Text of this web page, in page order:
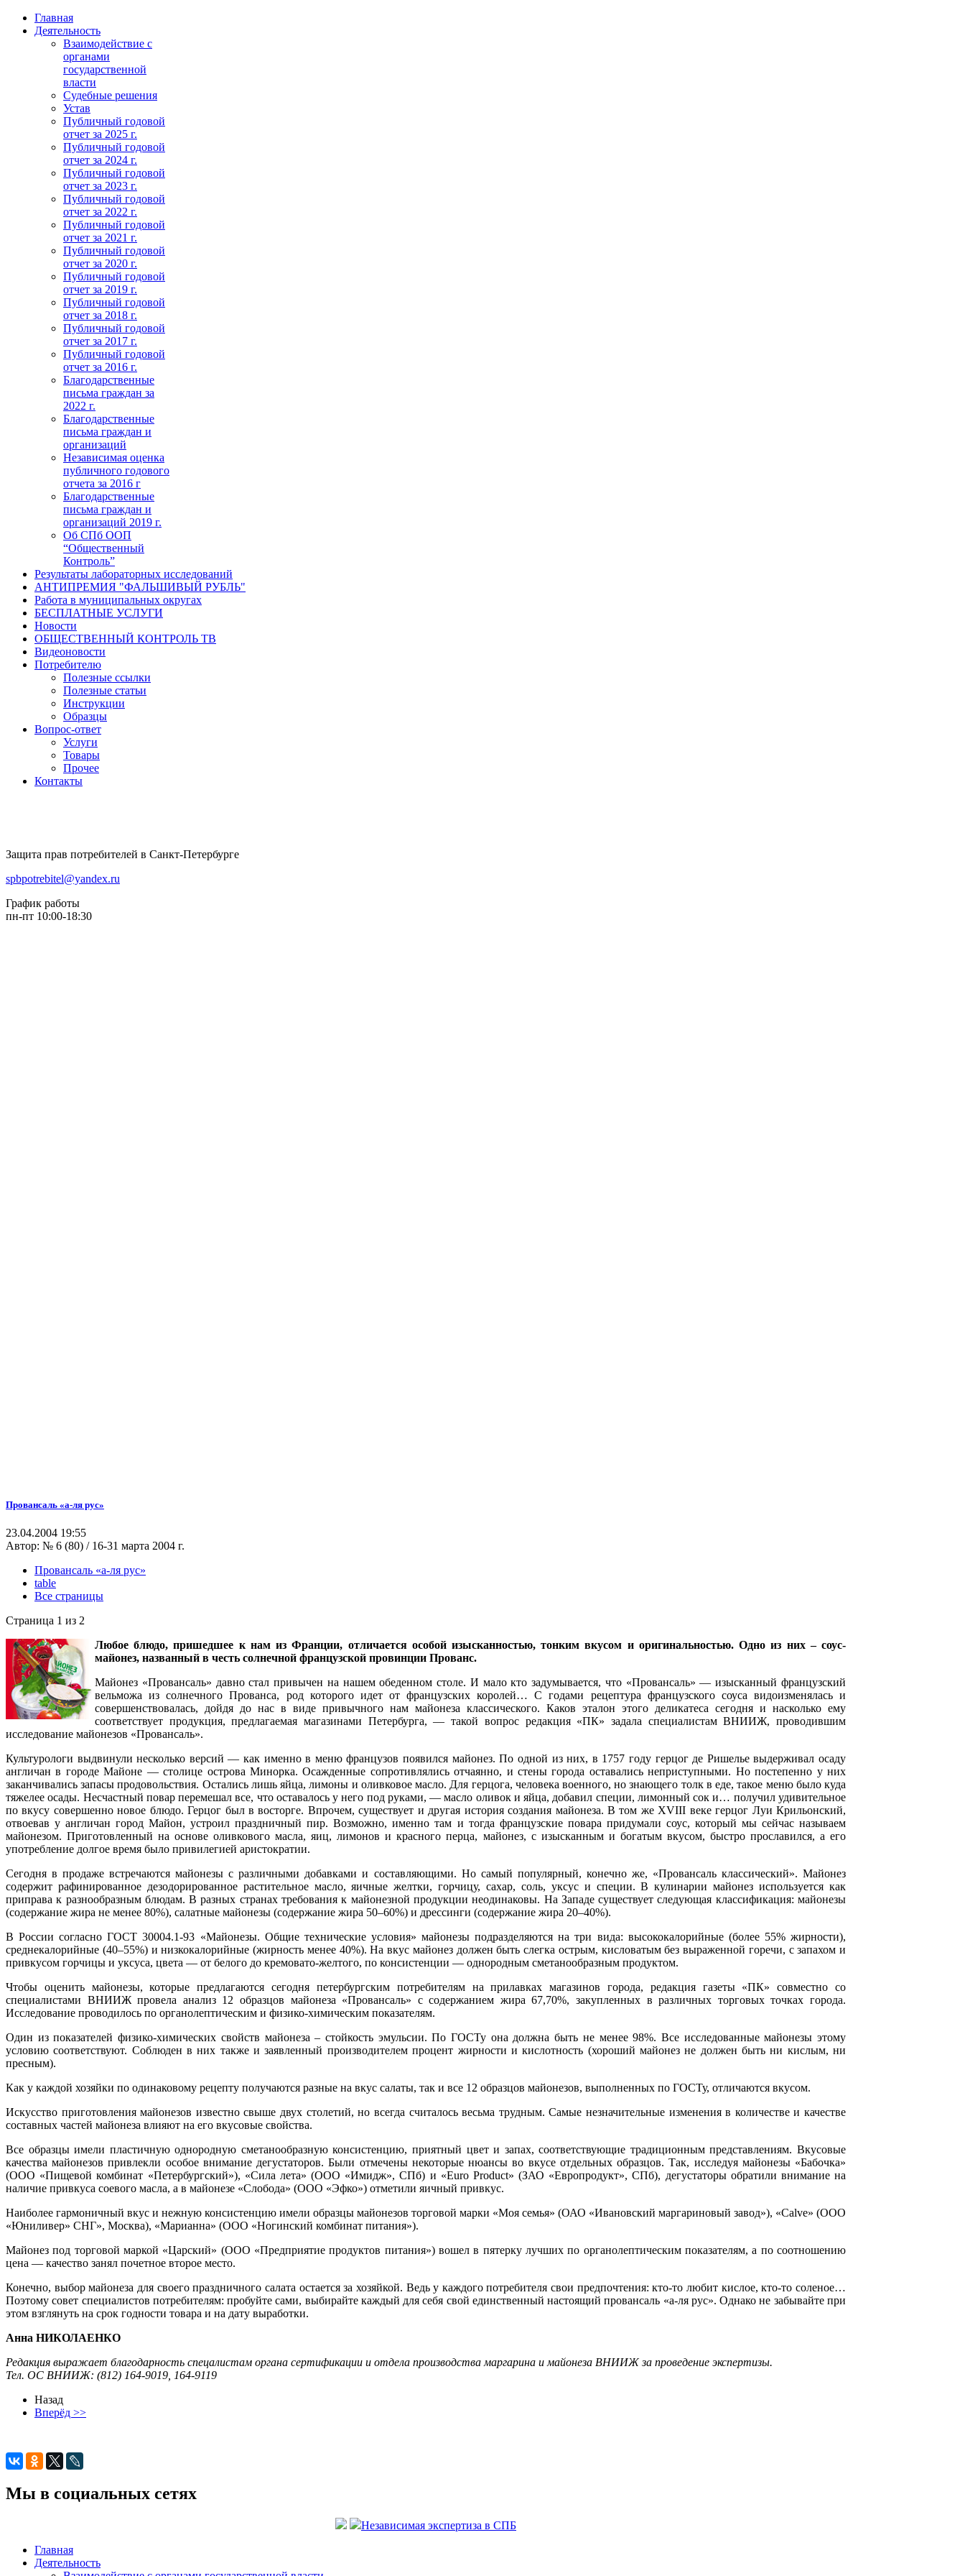
Главная
Деятельность
Взаимодействие с
органами
государственной
власти
Судебные решения
Устав
Публичный годовой
отчет за 2025 г.
Публичный годовой
отчет за 2024 г.
Публичный годовой
отчет за 2023 г.
Публичный годовой
отчет за 2022 г.
Публичный годовой
отчет за 2021 г.
Публичный годовой
отчет за 2020 г.
Публичный годовой
отчет за 2019 г.
Публичный годовой
отчет за 2018 г.
Публичный годовой
отчет за 2017 г.
Публичный годовой
отчет за 2016 г.
Благодарственные
письма граждан за
2022 г.
Благодарственные
письма граждан и
организаций
Независимая оценка
публичного годового
отчета за 2016 г
Благодарственные
письма граждан и
организаций 2019 г.
Об СПб ООП
“Общественный
Контроль”
Результаты лабораторных исследований
АНТИПРЕМИЯ "ФАЛЬШИВЫЙ РУБЛЬ"
Работа в муниципальных округах
БЕСПЛАТНЫЕ УСЛУГИ
Новости
ОБЩЕСТВЕННЫЙ КОНТРОЛЬ ТВ
Видеоновости
Потребителю
Полезные ссылки
Полезные статьи
Инструкции
Образцы
Вопрос-ответ
Услуги
Товары
Прочее
Контакты
Защита прав потребителей в Санкт-Петербурге
spbpotrebitel@yandex.ru
График работы
пн-пт 10:00-18:30
Провансаль «а-ля рус»
23.04.2004 19:55
Автор: № 6 (80) / 16-31 марта 2004 г.
Провансаль «а-ля рус»
table
Все страницы
Страница 1 из 2
Любое блюдо, пришедшее к нам из Франции, отличается особой изысканностью, тонким вкусом и оригинальностью. Одно из них – соус-
майонез, названный в честь солнечной французской провинции Прованс.
Майонез «Провансаль» давно стал привычен на нашем обеденном столе. И мало кто задумывается, что «Провансаль» — изысканный французский
вельможа из солнечного Прованса, род которого идет от французских королей… С годами рецептура французского соуса видоизменялась и
совершенствовалась, дойдя до нас в виде привычного нам майонеза классического. Каков эталон этого деликатеса сегодня и насколько ему
соответствует продукция, предлагаемая магазинами Петербурга, — такой вопрос редакция «ПК» задала специалистам ВНИИЖ, проводившим
исследование майонезов «Провансаль».
Культурологи выдвинули несколько версий — как именно в меню французов появился майонез. По одной из них, в 1757 году герцог де Ришелье выдерживал осаду
англичан в городе Майоне — столице острова Минорка. Осажденные сопротивлялись отчаянно, и стены города оставались неприступными. Но постепенно у них
заканчивались запасы продовольствия. Остались лишь яйца, лимоны и оливковое масло. Для герцога, человека военного, но знающего толк в еде, такое меню было куда
тяжелее осады. Несчастный повар перемешал все, что оставалось у него под руками, — масло оливок и яйца, добавил специи, лимонный сок и… получил удивительное
по вкусу совершенно новое блюдо. Герцог был в восторге. Впрочем, существует и другая история создания майонеза. В том же XVIII веке герцог Луи Крильонский,
отвоевав у англичан город Майон, устроил праздничный пир. Возможно, именно там и тогда французские повара придумали соус, который мы сейчас называем
майонезом. Приготовленный на основе оливкового масла, яиц, лимонов и красного перца, майонез, с изысканным и богатым вкусом, быстро прославился, а его
употребление долгое время было привилегией аристократии.
Сегодня в продаже встречаются майонезы с различными добавками и составляющими. Но самый популярный, конечно же, «Провансаль классический». Майонез
содержит рафинированное дезодорированное растительное масло, яичные желтки, горчицу, сахар, соль, уксус и специи. В кулинарии майонез используется как
приправа к разнообразным блюдам. В разных странах требования к майонезной продукции неодинаковы. На Западе существует следующая классификация: майонезы
(содержание жира не менее 80%), салатные майонезы (содержание жира 50–60%) и дрессинги (содержание жира 20–40%).
В России согласно ГОСТ 30004.1-93 «Майонезы. Общие технические условия» майонезы подразделяются на три вида: высококалорийные (более 55% жирности),
среднекалорийные (40–55%) и низкокалорийные (жирность менее 40%). На вкус майонез должен быть слегка острым, кисловатым без выраженной горечи, с запахом и
привкусом горчицы и уксуса, цвета — от белого до кремовато-желтого, по консистенции — однородным сметанообразным продуктом.
Чтобы оценить майонезы, которые предлагаются сегодня петербургским потребителям на прилавках магазинов города, редакция газеты «ПК» совместно со
специалистами ВНИИЖ провела анализ 12 образцов майонеза «Провансаль» с содержанием жира 67,70%, закупленных в различных торговых точках города.
Исследование проводилось по органолептическим и физико-химическим показателям.
Один из показателей физико-химических свойств майонеза – стойкость эмульсии. По ГОСТу она должна быть не менее 98%. Все исследованные майонезы этому
условию соответствуют. Соблюден в них также и заявленный производителем процент жирности и кислотность (хороший майонез не должен быть ни кислым, ни
пресным).
Как у каждой хозяйки по одинаковому рецепту получаются разные на вкус салаты, так и все 12 образцов майонезов, выполненных по ГОСТу, отличаются вкусом.
Искусство приготовления майонезов известно свыше двух столетий, но всегда считалось весьма трудным. Самые незначительные изменения в количестве и качестве
составных частей майонеза влияют на его вкусовые свойства.
Все образцы имели пластичную однородную сметанообразную консистенцию, приятный цвет и запах, соответствующие традиционным представлениям. Вкусовые
качества майонезов привлекли особое внимание дегустаторов. Были отмечены некоторые нюансы во вкусе отдельных образцов. Так, исследуя майонезы «Бабочка»
(ООО «Пищевой комбинат «Петербургский»), «Сила лета» (ООО «Имидж», СПб) и «Euro Product» (ЗАО «Европродукт», СПб), дегустаторы обратили внимание на
наличие привкуса соевого масла, а в майонезе «Слобода» (ООО «Эфко») отметили яичный привкус.
Наиболее гармоничный вкус и нежную консистенцию имели образцы майонезов торговой марки «Моя семья» (ОАО «Ивановский маргариновый завод»), «Calve» (ООО
«Юниливер» СНГ», Москва), «Марианна» (ООО «Ногинский комбинат питания»).
Майонез под торговой маркой «Царский» (ООО «Предприятие продуктов питания») вошел в пятерку лучших по органолептическим показателям, а по соотношению
цена — качество занял почетное второе место.
Конечно, выбор майонеза для своего праздничного салата остается за хозяйкой. Ведь у каждого потребителя свои предпочтения: кто-то любит кислое, кто-то соленое…
Поэтому совет специалистов потребителям: пробуйте сами, выбирайте каждый для себя свой единственный настоящий провансаль «а-ля рус». Однако не забывайте при
этом взглянуть на срок годности товара и на дату выработки.
Анна НИКОЛАЕНКО
Редакция выражает благодарность спецалистам органа сертификации и отдела производства маргарина и майонеза ВНИИЖ за проведение экспертизы.
Тел. ОС ВНИИЖ: (812) 164-9019, 164-9119
Назад
Вперёд >>
Мы в социальных сетях
Независимая экспертиза в СПБ
Главная
Деятельность